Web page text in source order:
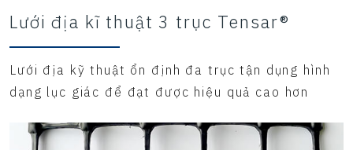
Lưới địa kĩ thuật 3 trục Tensar®
Lưới địa kỹ thuật ổn định đa trục tận dụng hình
dạng lục giác để đạt được hiệu quả cao hơn